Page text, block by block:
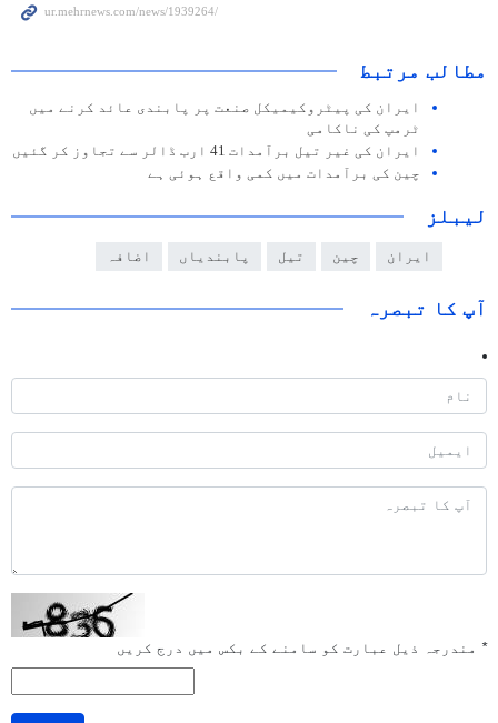
مطالب مرتبط
ایران کی پیٹروکیمیکل صنعت پر پابندی عائد کرنے میں
ٹرمپ کی ناکامی
ایران کی غیر تیل برآمدات 41 ارب ڈالر سے تجاوز کر گئیں
چین کی برآمدات میں کمی واقع ہوئی ہے
لیبلز
ایران چین تیل پابندیاں اضافہ
آپ کا تبصرہ
* مندرجہ ذیل عبارت کو سامنے کے بکس میں درج کریں